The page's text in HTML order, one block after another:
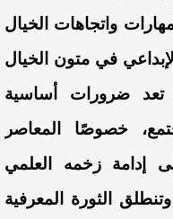
واتجاهات الخيال
في متون الخيال
تعد ضرورات أساسية
خصوصًا المعاصر
إدامة زخمه العلمي
الثورة المعرفية